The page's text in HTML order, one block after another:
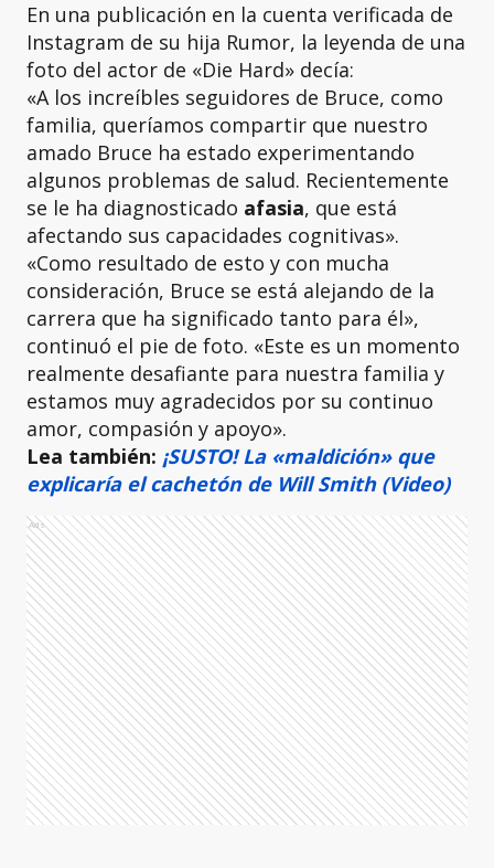
En una publicación en la cuenta verificada de
Instagram de su hija Rumor, la leyenda de una
foto del actor de «Die Hard» decía:
«A los increíbles seguidores de Bruce, como
familia, queríamos compartir que nuestro
amado Bruce ha estado experimentando
algunos problemas de salud. Recientemente
se le ha diagnosticado afasia, que está
afectando sus capacidades cognitivas».
«Como resultado de esto y con mucha
consideración, Bruce se está alejando de la
carrera que ha significado tanto para él»,
continuó el pie de foto. «Este es un momento
realmente desafiante para nuestra familia y
estamos muy agradecidos por su continuo
amor, compasión y apoyo».
Lea también: ¡SUSTO! La «maldición» que
explicaría el cachetón de Will Smith (Video)
Ads